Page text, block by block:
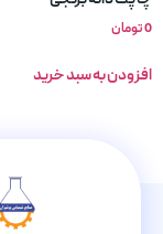
0تومان
افزودن به سبد خرید